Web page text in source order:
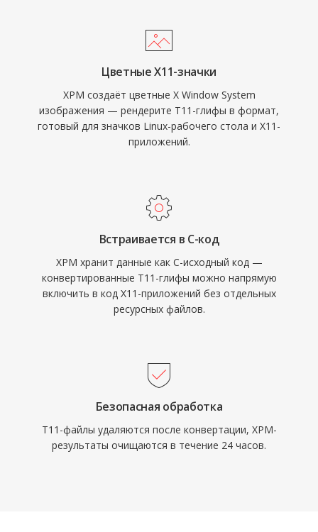
Цветные X11-значки
XPM создаёт цветные X Window System
изображения — рендерите T11-глифы в формат,
готовый для значков Linux-рабочего стола и X11-
приложений.
Встраивается в C-код
XPM хранит данные как C-исходный код —
конвертированные T11-глифы можно напрямую
включить в код X11-приложений без отдельных
ресурсных файлов.
Безопасная обработка
T11-файлы удаляются после конвертации, XPM-
результаты очищаются в течение 24 часов.